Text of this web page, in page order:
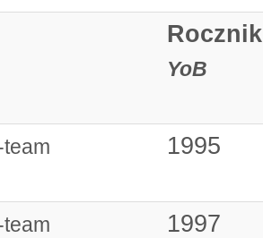
Rocznik
YoB
1995
1997